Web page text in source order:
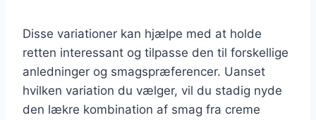
Disse variationer kan hjælpe med at holde
retten interessant og tilpasse den til forskellige
anledninger og smagspræferencer. Uanset
hvilken variation du vælger, vil du stadig nyde
den lækre kombination af smag fra creme